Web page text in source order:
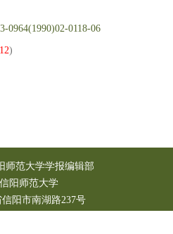
0964(1990)02-0118-06
12)
师范大学学报编辑部
阳师范大学
阳市南湖路237号